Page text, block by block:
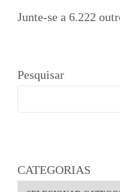
Junte-se a 6.222
Pesquisar
CATEGORIAS